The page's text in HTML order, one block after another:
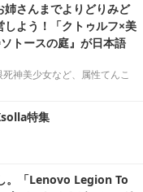
さんまでよりどりみど
しよう！「クトゥルフ×美
トースの庭』が日本語
神美少女など、属性てんこ
特集
。「Lenovo Legion To